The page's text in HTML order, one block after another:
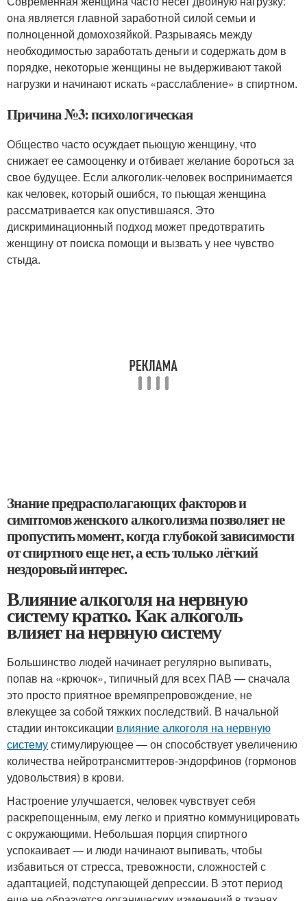
она является главной заработной силой семьи и
полноценной домохозяйкой. Разрываясь между
необходимостью заработать деньги и содержать дом в
порядке, некоторые женщины не выдерживают такой
нагрузки и начинают искать «расслабление» в спиртном.
Причина №3: психологическая
Общество часто осуждает пьющую женщину, что
снижает ее самооценку и отбивает желание бороться за
свое будущее. Если алкоголик-человек воспринимается
как человек, который ошибся, то пьющая женщина
рассматривается как опустившаяся. Это
дискриминационный подход может предотвратить
женщину от поиска помощи и вызвать у нее чувство
стыда.
Знание предрасполагающих факторов и
симптомов женского алкоголизма позволяет не
пропустить момент, когда глубокой зависимости
от спиртного еще нет, а есть только лёгкий
нездоровый интерес.
Влияние алкоголя на нервную
систему кратко. Как алкоголь
влияет на нервную систему
Большинство людей начинает регулярно выпивать,
попав на «крючок», типичный для всех ПАВ — сначала
это просто приятное времяпрепровождение, не
влекущее за собой тяжких последствий. В начальной
стадии интоксикации влияние алкоголя на нервную
системустимулирующее — он способствует увеличению
количества нейротрансмиттеров-эндорфинов (гормонов
удовольствия) в крови.
Настроение улучшается, человек чувствует себя
раскрепощенным, ему легко и приятно коммуницировать
с окружающими. Небольшая порция спиртного
успокаивает — и люди начинают выпивать, чтобы
избавиться от стресса, тревожности, сложностей с
адаптацией, подступающей депрессии. В этот период